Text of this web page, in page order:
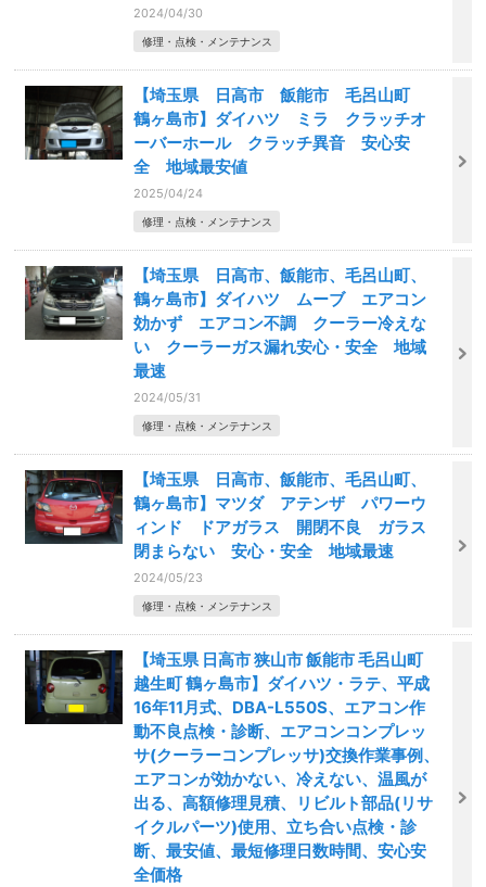
2024/04/30
修理・点検・メンテナンス
【埼玉県 日高市 飯能市 毛呂山町
鶴ヶ島市】ダイハツ ミラ クラッチオ
ーバーホール クラッチ異音 安心安
全 地域最安値
2025/04/24
修理・点検・メンテナンス
【埼玉県 日高市、飯能市、毛呂山町、
鶴ヶ島市】ダイハツ ムーブ エアコン
効かず エアコン不調 クーラー冷えな
い クーラーガス漏れ安心・安全 地域
最速
2024/05/31
修理・点検・メンテナンス
【埼玉県 日高市、飯能市、毛呂山町、
鶴ヶ島市】マツダ アテンザ パワーウ
ィンド ドアガラス 開閉不良 ガラス
閉まらない 安心・安全 地域最速
2024/05/23
修理・点検・メンテナンス
【埼玉県 日高市 狭山市 飯能市 毛呂山町
越生町 鶴ヶ島市】ダイハツ・ラテ、平成
16年11月式、DBA-L550S、エアコン作
動不良点検・診断、エアコンコンプレッ
サ(クーラーコンプレッサ)交換作業事例、
エアコンが効かない、冷えない、温風が
出る、高額修理見積、リビルト部品(リサ
イクルパーツ)使用、立ち合い点検・診
断、最安値、最短修理日数時間、安心安
全価格